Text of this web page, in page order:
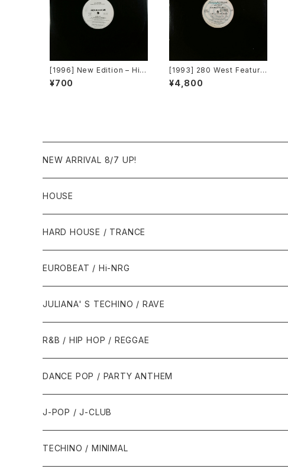
[1996] New Edition – Hit
Me Off [MCA Records][P
ROMO]
¥700
[1993] 280 West Featurin
g Diamond Temple – Lov
e's Masquerade [Kaleidi
¥4,800
NEW ARRIVAL 8/7 UP!
HOUSE
1980年代
1987年・以前
1988年
1990年代
1990年
1991年
2000年代
2000年
2001年
2010年代
2010年
2011年
HARD HOUSE / TRANCE
1990年代
1994年・以前
1995年
2000年代
2000年
2001年
EUROBEAT / Hi-NRG
1980年代
1986年・以前
1987年
1990年代
1990年
1991年
2000年代
JULIANA' S TECHINO / RAVE
1990年代
1990年
1991年
2000年代
2000年
2001年
R&B / HIP HOP / REGGAE
1980年代
1985年・以前
1986年
1990年代
1990年
2000年代
DANCE POP / PARTY ANTHEM
1980年代
1988年・以前
1990年代
J-POP / J-CLUB
1980年代
TECHINO / MINIMAL